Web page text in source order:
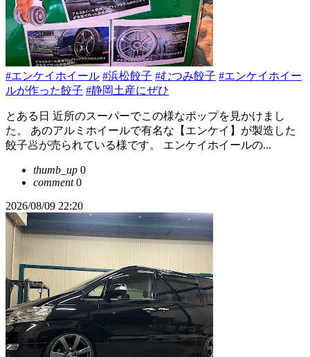
#エンケイホイール #浜松餃子 #むつみ餃子 #エンケイホイー
ルが作った餃子 #静岡土産にぜひ
とある日 近所のスーパーでこの様なポップを見かけまし
た。 あのアルミホイールで有名な【エンケイ】が製造した
餃子🥟が売られている様です。 エンケイホイールの...
thumb_up 0
comment0
2026/08/09 22:20